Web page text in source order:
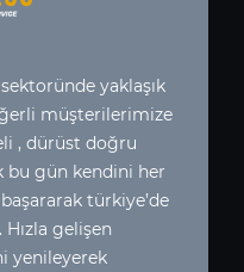
yaklaşık
müşterilerimize
, dürüst doğru
bu gün kendini her
türkiye’de
gelişen
yenileyerek